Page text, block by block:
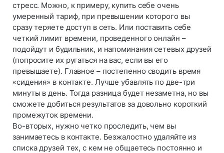
стресс. Можно, к примеру, купить себе очень
умеренный тариф, при превышении которого вы
сразу теряете доступ в сеть. Или поставить себе
четкий лимит времени, проведенного онлайн –
подойдут и будильник, и напоминания сетевых друзей
(попросите их ругаться на вас, если вы его
превышаете). Главное – постепенно сводить время
«сидения» в контакте. Лучше убавлять по две-три
минуты в день. Тогда разница будет незаметна, но вы
сможете добиться результатов за довольно короткий
промежуток времени.
Во-вторых, нужно четко проследить, чем вы
занимаетесь в контакте. Безжалостно удаляйте из
списка друзей тех, с кем не общаетесь постоянно и